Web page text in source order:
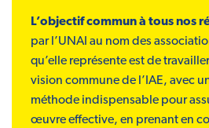
L’objectif commun à tous nos
par l’UNAI au nom des
qu’elle représente est de
vision commune de l’IAE, avec
méthode indispensable pour
œuvre effective, en prenant en